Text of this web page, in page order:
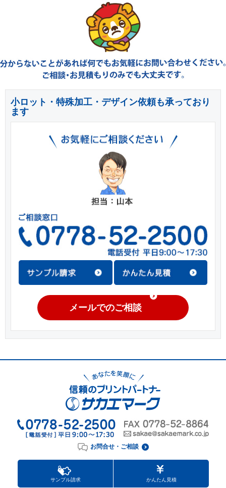
小ロット・特殊加工・デザイン依頼も承っており
ます
メールでのご相談
お問合せ・ご相談
サンプル請求 かんたん見積